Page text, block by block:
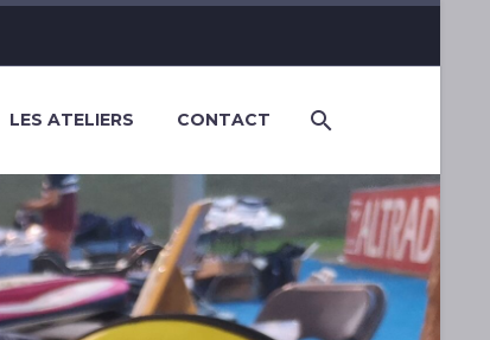
LES ATELIERS CONTACT